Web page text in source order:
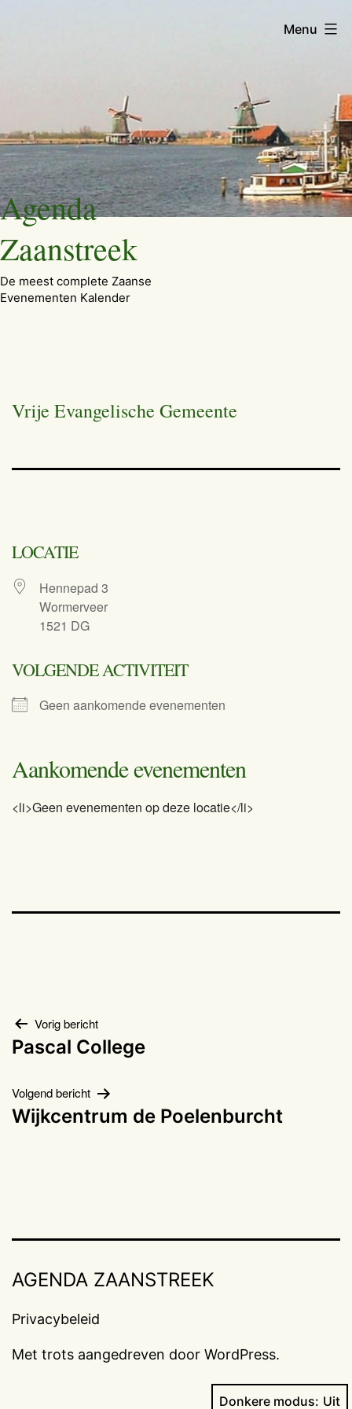
Ga
naar
de
inhoud
Agenda
Zaanstreek
De meest complete Zaanse
Evenementen Kalender
Menu
Vrije Evangelische Gemeente
LOCATIE
Hennepad 3
Wormerveer
1521 DG
VOLGENDE ACTIVITEIT
Geen aankomende evenementen
Aankomende evenementen
<li>Geen evenementen op deze locatie</li>
Bericht
navigatie
Vorig bericht
Pascal College
Volgend bericht
Wijkcentrum de Poelenburcht
AGENDA ZAANSTREEK
Privacybeleid
Met trots aangedreven door WordPress.
Donkere modus: